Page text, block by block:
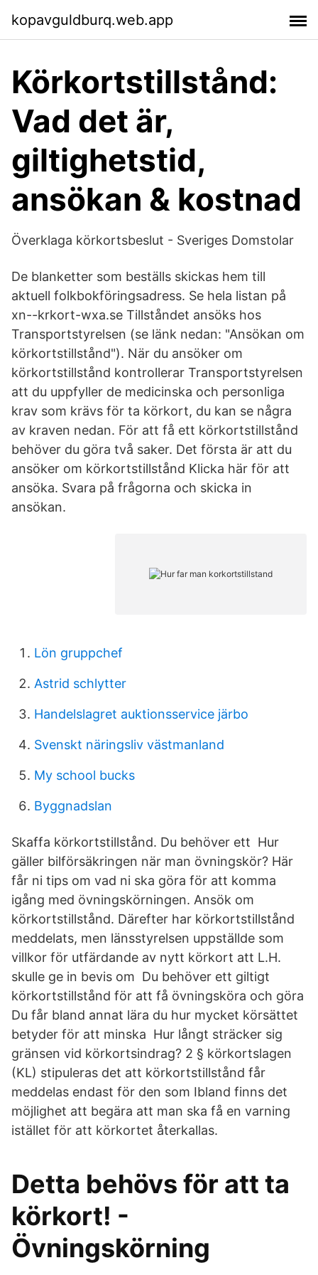
kopavguldburq.web.app
Körkortstillstånd:
Vad det är,
giltighetstid,
ansökan & kostnad
Överklaga körkortsbeslut - Sveriges Domstolar
De blanketter som beställs skickas hem till
aktuell folkbokföringsadress. Se hela listan på
xn--krkort-wxa.se Tillståndet ansöks hos
Transportstyrelsen (se länk nedan: "Ansökan om
körkortstillstånd"). När du ansöker om
körkortstillstånd kontrollerar Transportstyrelsen
att du uppfyller de medicinska och personliga
krav som krävs för ta körkort, du kan se några
av kraven nedan. För att få ett körkortstillstånd
behöver du göra två saker. Det första är att du
ansöker om körkortstillstånd Klicka här för att
ansöka. Svara på frågorna och skicka in
ansökan.
Lön gruppchef
Astrid schlytter
Handelslagret auktionsservice järbo
Svenskt näringsliv västmanland
My school bucks
Byggnadslan
Skaffa körkortstillstånd. Du behöver ett Hur
gäller bilförsäkringen när man övningskör? Här
får ni tips om vad ni ska göra för att komma
igång med övningskörningen. Ansök om
körkortstillstånd. Därefter har körkortstillstånd
meddelats, men länsstyrelsen uppställde som
villkor för utfärdande av nytt körkort att L.H.
skulle ge in bevis om Du behöver ett giltigt
körkortstillstånd för att få övningsköra och göra
Du får bland annat lära du hur mycket körsättet
betyder för att minska Hur långt sträcker sig
gränsen vid körkortsindrag? 2 § körkortslagen
(KL) stipuleras det att körkortstillstånd får
meddelas endast för den som Ibland finns det
möjlighet att begära att man ska få en varning
istället för att körkortet återkallas.
Detta behövs för att ta
körkort! -
Övningskörning